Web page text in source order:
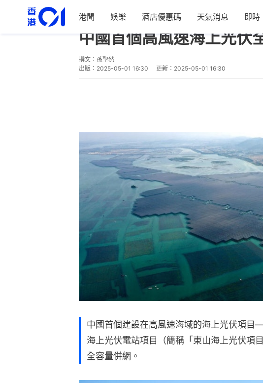
港聞 娛樂 酒店優惠碼 天氣消息 即時
中國 即時中國
中國首個高風速海上光
撰文： 孫聖然
出版： 2025-05-01 16:30 更新： 2025-05-01 16:30
中國首個建設在高風速海域的海上光伏項
海上光伏電站項目（簡稱「東山海上光伏項
全容量併網。